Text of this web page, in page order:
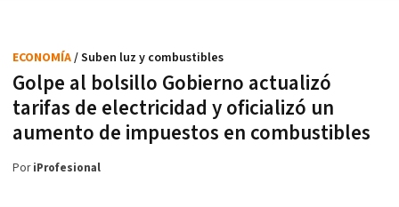
Golpe al bolsillo Gobierno actualizó
tarifas de electricidad y oficializó un
aumento de impuestos en combustibles
ECONOMÍA/ Suben luz y combustibles
PoriProfesional